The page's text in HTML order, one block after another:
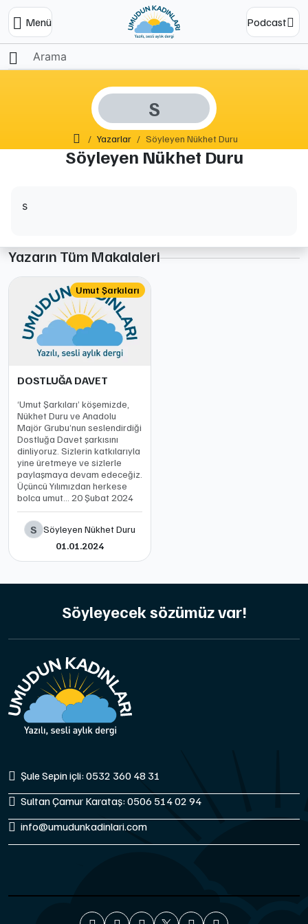
Menü Podcast
S
Ana SayfaYazarlar Söyleyen Nükhet Duru
Söyleyen Nükhet Duru
s
Yazarın Tüm Makalaleri
Umut Şarkıları
DOSTLUĞA DAVET
‘Umut Şarkıları’ köşemizde,
Nükhet Duru ve Anadolu
Majör Grubu’nun seslendirdiği
Dostluğa Davet şarkısını
dinliyoruz. Sizlerin katkılarıyla
yine üretmeye ve sizlerle
paylaşmaya devam edeceğiz.
Üçüncü Yılımızdan herkese
bolca umut… 20 Şubat 2024
S Söyleyen Nükhet Duru
01.01.2024
Söyleyecek sözümüz var!
Şule Sepin içli: 0532 360 48 31
Sultan Çamur Karataş: 0506 514 02 94
info@umudunkadinlari.com